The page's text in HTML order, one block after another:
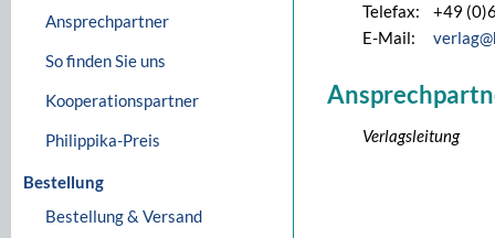
Ansprechpartner
So finden Sie uns
Kooperationspartner
Philippika-Preis
Bestellung
Bestellung & Versand
Telefax:
+49
E-Mail:
Verlagsleitung